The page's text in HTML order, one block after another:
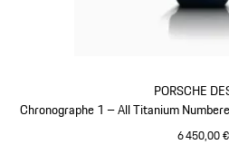
PORSCHE
Chronographe 1 – All Titanium
6 450,00 €